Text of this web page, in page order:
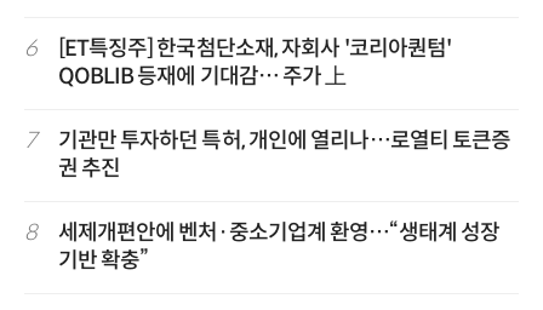
6
[ET특징주] 한국첨단소재, 자회사 '코리아퀀텀'
QOBLIB 등재에 기대감… 주가 上
7
기관만 투자하던 특허, 개인에 열리나…로열티 토큰증
권 추진
8
세제개편안에 벤처·중소기업계 환영…“생태계 성장
기반 확충”